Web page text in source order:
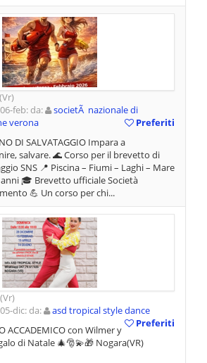
(Vr)
feb: da:
societÃ nazionale di
verona
Preferiti
DI SALVATAGGIO Impara a
salvare. 🌊 Corso per il brevetto di
SNS 📍 Piscina – Fiumi – Laghi – Mare
anni 🎓 Brevetto ufficiale Società
💪 Un corso per chi...
(Vr)
dic: da:
asd tropical style dance
Preferiti
ACCADEMICO con Wilmer y
di Natale 🎄🎅💫🎁 Nogara(VR)